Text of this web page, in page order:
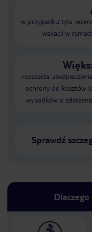
w przypadku tylu
wakacji w
rozszerza
ochrony od kosztów
wypadków o
Sprawdź